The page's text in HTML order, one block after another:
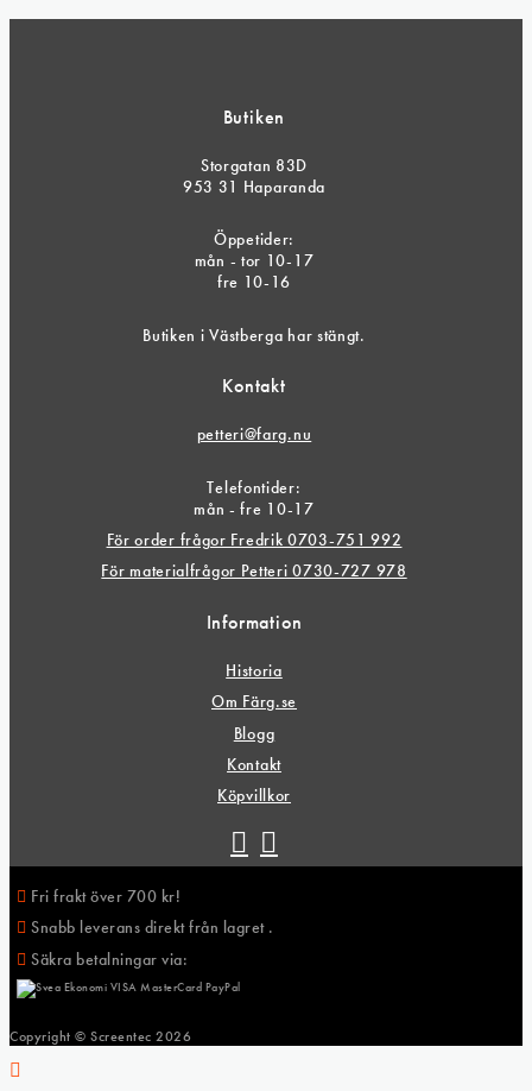
Butiken
Storgatan 83D
953 31 Haparanda
Öppetider:
mån - tor 10-17
fre 10-16
Butiken i Västberga har stängt.
Kontakt
petteri@farg.nu
Telefontider:
mån - fre 10-17
För order frågor Fredrik 0703-751 992
För materialfrågor Petteri 0730-727 978
Information
Historia
Om Färg.se
Blogg
Kontakt
Köpvillkor
Fri frakt över 700 kr!
Snabb leverans direkt från lagret .
Säkra betalningar via:
Copyright © Screentec 2026